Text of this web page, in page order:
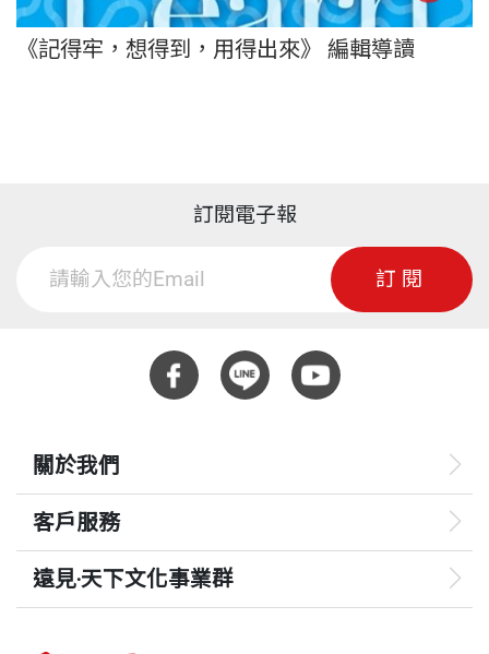
《記得牢，想得到，用得出來》 編輯導讀
訂閱電子報
訂閱
關於我們
客戶服務
遠見‧天下文化事業群